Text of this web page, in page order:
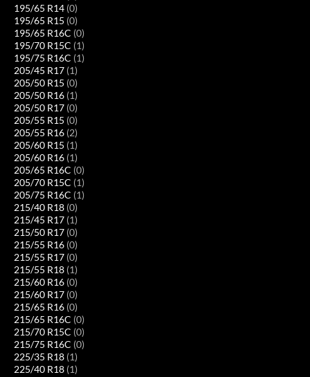
195/65 R14 (0)
195/65 R15 (0)
195/65 R16C (0)
195/70 R15C (1)
195/75 R16C (1)
205/45 R17 (1)
205/50 R15 (0)
205/50 R16 (1)
205/50 R17 (0)
205/55 R15 (0)
205/55 R16 (2)
205/60 R15 (1)
205/60 R16 (1)
205/65 R16C (0)
205/70 R15C (1)
205/75 R16C (1)
215/40 R18 (0)
215/45 R17 (1)
215/50 R17 (0)
215/55 R16 (0)
215/55 R17 (0)
215/55 R18 (1)
215/60 R16 (0)
215/60 R17 (0)
215/65 R16 (0)
215/65 R16C (0)
215/70 R15C (0)
215/75 R16C (0)
225/35 R18 (1)
225/40 R18 (1)